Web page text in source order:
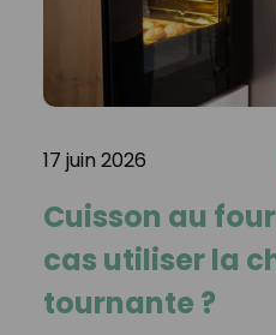
17 juin 2026
Cuisson au
cas utiliser la
tournante ?